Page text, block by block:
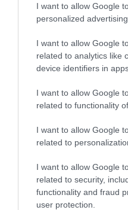
I want to allow Google
personalized advertising.
I want to allow Google
related to analytics like
device identifiers in
I want to allow Google
related to functionality
I want to allow Google
related to
I want to allow Google
related to security,
functionality and fraud
user protection.